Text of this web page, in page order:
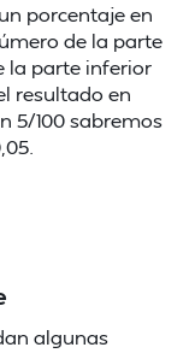
porcentaje en
de la parte
la parte inferior
resultado en
5/100 sabremos
algunas